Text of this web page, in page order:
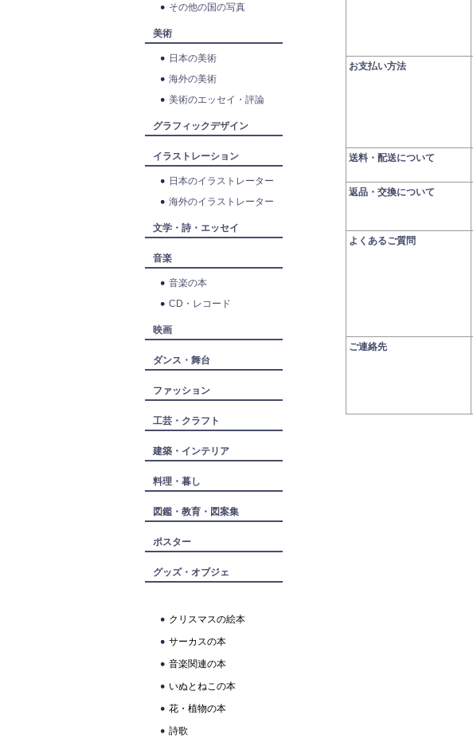
その他の国の写真
美術
日本の美術
海外の美術
美術のエッセイ・評論
グラフィックデザイン
イラストレーション
日本のイラストレーター
海外のイラストレーター
文学・詩・エッセイ
音楽
音楽の本
CD・レコード
映画
ダンス・舞台
ファッション
工芸・クラフト
建築・インテリア
料理・暮し
図鑑・教育・図案集
ポスター
グッズ・オブジェ
クリスマスの絵本
サーカスの本
音楽関連の本
いぬとねこの本
花・植物の本
詩歌
お支払い方法
送料・配送について
返品・交換について
よくあるご質問
ご連絡先